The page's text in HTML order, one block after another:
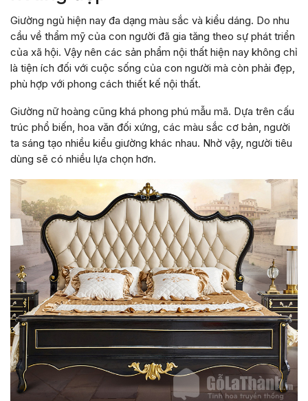
Giường ngủ hiện nay đa dạng màu sắc và kiểu dáng. Do nhu
cầu về thẩm mỹ của con người đã gia tăng theo sự phát triển
của xã hội. Vậy nên các sản phẩm nội thất hiện nay không chỉ
là tiện ích đối với cuộc sống của con người mà còn phải đẹp,
phù hợp với phong cách thiết kế nội thất.
Giường nữ hoàng cũng khá phong phú mẫu mã. Dựa trên cấu
trúc phổ biến, hoa văn đối xứng, các màu sắc cơ bản, người
ta sáng tạo nhiều kiểu giường khác nhau. Nhờ vậy, người tiêu
dùng sẽ có nhiều lựa chọn hơn.